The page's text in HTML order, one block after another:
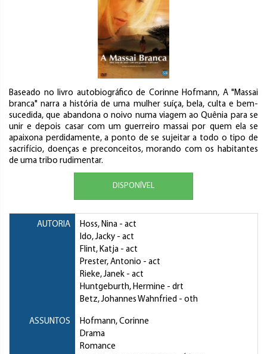
Baseado no livro autobiográfico de Corinne Hofmann, A "Massai
branca" narra a história de uma mulher suíça, bela, culta e bem-
sucedida, que abandona o noivo numa viagem ao Quênia para se
unir e depois casar com um guerreiro massai por quem ela se
apaixona perdidamente, a ponto de se sujeitar a todo o tipo de
sacrifício, doenças e preconceitos, morando com os habitantes
de uma tribo rudimentar.
DISPONÍVEL
AUTORIA Hoss, Nina - act
Ido, Jacky - act
Flint, Katja - act
Prester, Antonio - act
Rieke, Janek - act
Huntgeburth, Hermine - drt
Betz, Johannes Wahnfried - oth
ASSUNTOS
Hofmann, Corinne
Drama
Romance